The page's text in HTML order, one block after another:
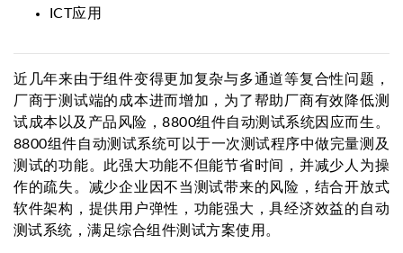
ICT应用
近几年来由于组件变得更加复杂与多通道等复合性问题，
厂商于测试端的成本进而增加，为了帮助厂商有效降低测
试成本以及产品风险，8800组件自动测试系统因应而生。
8800组件自动测试系统可以于一次测试程序中做完量测及
测试的功能。此强大功能不但能节省时间，并减少人为操
作的疏失。减少企业因不当测试带来的风险，结合开放式
软件架构，提供用户弹性，功能强大，具经济效益的自动
测试系统，满足综合组件测试方案使用。